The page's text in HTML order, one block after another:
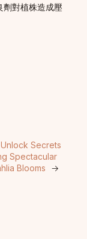
劑對植株造成壓
Secrets
Spectacular
Blooms
→